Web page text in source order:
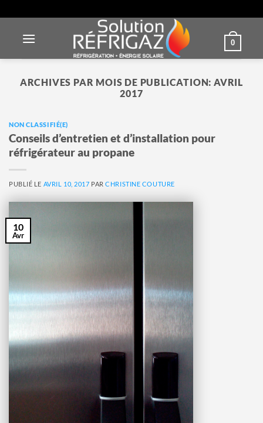
au
contenu
0
ARCHIVES PAR MOIS DE PUBLICATION:AVRIL
2017
NON CLASSIFIÉ(E)
Conseils d’entretien et d’installation pour
réfrigérateur au propane
PUBLIÉ LE AVRIL 10, 2017 PARCHRISTINE COUTURE
10
Avr